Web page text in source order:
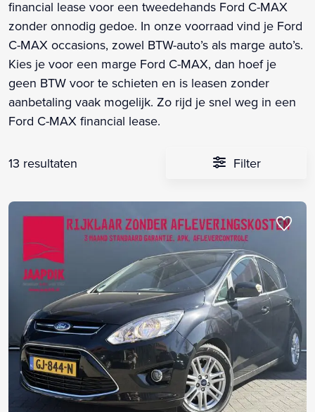
financial lease voor een tweedehands Ford C-MAX
zonder onnodig gedoe. In onze voorraad vind je Ford
C-MAX occasions, zowel BTW-auto’s als marge auto’s.
Kies je voor een marge Ford C-MAX, dan hoef je
geen BTW voor te schieten en is leasen zonder
aanbetaling vaak mogelijk. Zo rijd je snel weg in een
Ford C-MAX financial lease.
13 resultaten Filter